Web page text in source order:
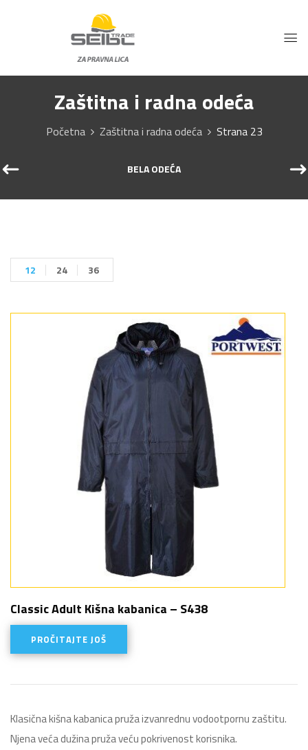
Zaštitna i radna odeća
Početna Zaštitna i radna odeća Strana 23
BELA ODEĆA
12 24 36
Classic Adult Kišna kabanica – S438
PROČITAJTE JOŠ
Klasična kišna kabanica pruža izvanrednu vodootpornu zaštitu.
Njena veća dužina pruža veću pokrivenost korisnika.